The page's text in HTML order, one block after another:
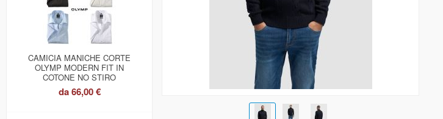
CAMICIA MANICHE CORTE
OLYMP MODERN FIT IN
COTONE NO STIRO
da66,00 €